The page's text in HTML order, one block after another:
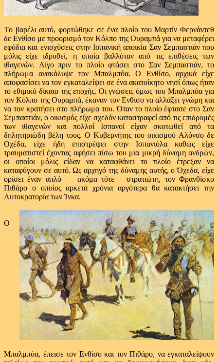
Το βαρέλι αυτό, φορτώθηκε σε ένα πλοίο του Μαρτίν Φερνάντεθ
δε Ενθίσο με προορισμό τον Κόλπο της Ουραμπά για να μεταφέρει
εφόδια και ενισχύσεις στην Ισπανική αποικία Σαν Σεμπαστιάν που
μόλις είχε ιδρυθεί, η οποία βαλλόταν από τις επιθέσεις των
ιθαγενών. Λίγο πριν το πλοίο φτάσει στο Σαν Σεμπαστιάν, το
πλήρωμα ανακάλυψε τον Μπαλμπόα. Ο Ενθίσο, αρχικά είχε
αποφασίσει να τον εγκαταλείψει σε ένα ακατοίκητο νησί όπως ήταν
το εθιμικό δίκαιο της εποχής. Οι γνώσεις όμως του Μπαλμπόα για
τον Κόλπο της Ουραμπά, έκαναν τον Ενθίσο να αλλάξει γνώμη και
να τον κρατήσει στο πλήρωμα του. Όταν το πλοίο έφτασε στο Σαν
Σεμπαστιάν, ο οικισμός είχε σχεδόν καταστραφεί από τις επιδρομές
των ιθαγενών και πολλοί Ισπανοί είχαν σκοτωθεί από τα
δηλητηριώδη βέλη τους. Ο Κυβερνήτης του οικισμού Αλόνσο δε
Οχέδα, είχε ήδη επιστρέψει στην Ισπανιόλα καθώς είχε
τραυματιστεί έχοντας αφήσει πίσω του μια μικρή δύναμη ανδρών,
οι οποίοι μόλις είδαν να καταφθάνει το πλοίο έτρεξαν να
καταφύγουν σε αυτό. Ως αρχηγό της δύναμης αυτής, ο Όχεδα, είχε
ορίσει έναν απλό – ακόμα τότε – στρατιώτη, τον Φρανθίσκο
Πιθάρο ο οποίος αρκετά χρόνια αργότερα θα κατακτήσει την
Αυτοκρατορία των Ίνκα.
Ο
Μπαλμπόα, έπεισε τον Ενθίσο και τον Πιθάρο, να εγκαταλείψουν